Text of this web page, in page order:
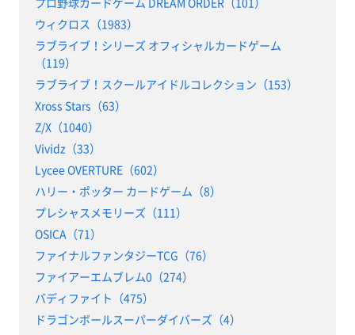
ウィクロス（1983）
ラブライブ！シリーズ オフィシャルカードゲーム
（119）
ラブライブ！スクールアイドルコレクション（153）
Xross Stars（63）
Z/X（1040）
Vividz（33）
Lycee OVERTURE（602）
ハリー・ポッター カードゲーム（8）
プレシャスメモリーズ（111）
OSICA（71）
ファイナルファンタジーTCG（76）
ファイアーエムブレム0（274）
バディファイト（475）
ドラゴンボールスーパーダイバーズ（4）